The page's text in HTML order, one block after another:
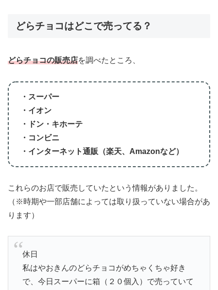
どらチョコはどこで売ってる？
どらチョコの販売店を調べたところ、
・スーパー
・イオン
・ドン・キホーテ
・コンビニ
・インターネット通販（楽天、Amazonなど）
これらのお店で販売していたという情報がありました。
（※時期や一部店舗によっては取り扱っていない場合があ
ります）
休日
私はやおきんのどらチョコがめちゃくちゃ好き
で、今日スーパーに箱（２０個入）で売っていて